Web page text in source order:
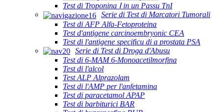
Test di Troponina Ⅰ in un Passu TnI
Serie di Test di Marcatori Tumorali
Test di AFP Alfa-Fetoproteina
Test d'antigene carcinoembryonic CEA
Test di l'antigene specificu di a prostata PSA
Serie di Test di Droga d'Abusu
Test di 6-MAM 6-Monoacetilmorfina
Test di l'alcol
Test ALP Alprazolam
Test di l'AMP per l'anfetamina
Test di paracetamol APAP
Test di barbiturici BAR